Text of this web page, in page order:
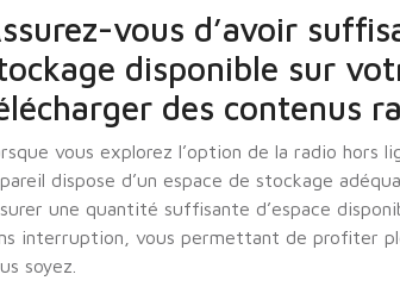
vous d’avoir
disponible sur
des contenus
vous explorez l’option de la radio hors
dispose d’un espace de stockage
une quantité suffisante d’espace
interruption, vous permettant de profiter
soyez.